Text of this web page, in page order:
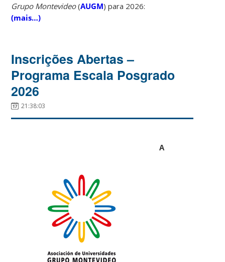
Grupo Montevideo(AUGM) para 2026:
(mais…)
Inscrições Abertas –
Programa Escala Posgrado
2026
21:38:03
A